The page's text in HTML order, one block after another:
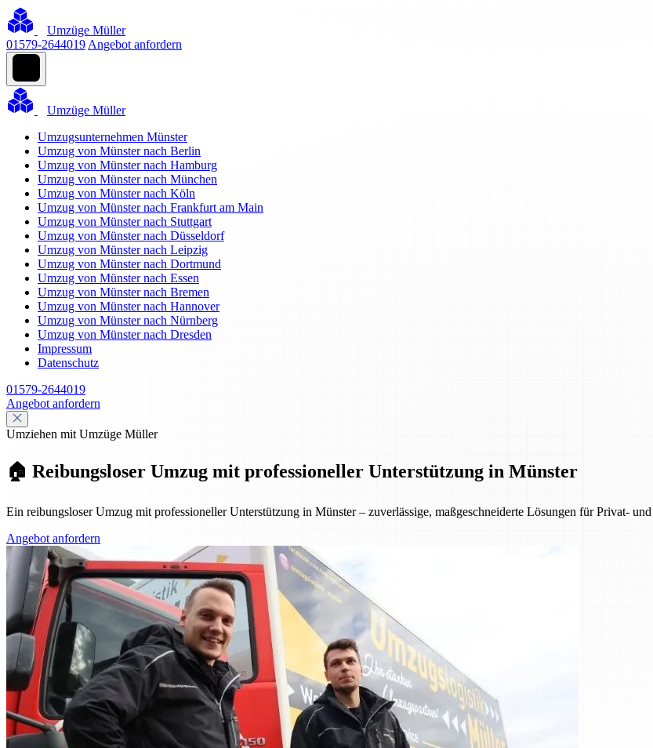
Umzüge Müller
01579-2644019 Angebot anfordern
Umzüge Müller
Umzugsunternehmen Münster
Umzug von Münster nach Berlin
Umzug von Münster nach Hamburg
Umzug von Münster nach München
Umzug von Münster nach Köln
Umzug von Münster nach Frankfurt am Main
Umzug von Münster nach Stuttgart
Umzug von Münster nach Düsseldorf
Umzug von Münster nach Leipzig
Umzug von Münster nach Dortmund
Umzug von Münster nach Essen
Umzug von Münster nach Bremen
Umzug von Münster nach Hannover
Umzug von Münster nach Nürnberg
Umzug von Münster nach Dresden
Impressum
Datenschutz
01579-2644019
Angebot anfordern
Umziehen mit Umzüge Müller
🏠 Reibungsloser Umzug mit professioneller Unterstützung in Münster
Ein reibungsloser Umzug mit professioneller Unterstützung in Münster – zuverlässige, maßgeschneiderte Lösungen für Privat-
Angebot anfordern